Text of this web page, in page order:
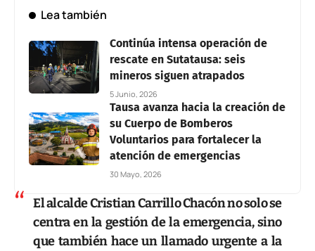
Lea también
Continúa intensa operación de
rescate en Sutatausa: seis
mineros siguen atrapados
5 Junio, 2026
Tausa avanza hacia la creación de
su Cuerpo de Bomberos
Voluntarios para fortalecer la
atención de emergencias
30 Mayo, 2026
El alcaldeCristian Carrillo Chacónno solo se
centra en la gestión de la emergencia, sino
que también hace un llamado urgente a la